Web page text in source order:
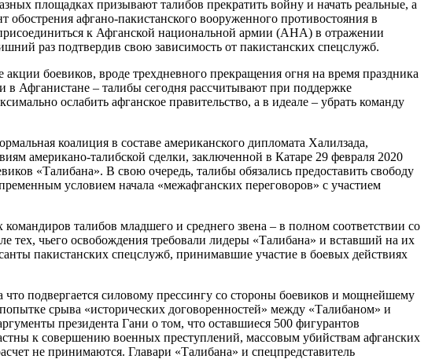
площадках призывают талибов прекратить войну и начать реальные, а
афгано-пакистанского вооруженного противостояния в
к Афганской национальной армии (АНА) в отражении
раз подтвердив свою зависимость от пакистанских спецслужб.
боевиков, вроде трехдневного прекращения огня на время праздника
в Афганистане – талибы сегодня рассчитывают при поддержке
ослабить афганское правительство, а в идеале – убрать команду
коалиция в составе американского дипломата Халилзада,
американо-талибской сделки, заключенной в Катаре 29 февраля 2020
«Талибана». В свою очередь, талибы обязались предоставить свободу
условием начала «межафганских переговоров» с участием
талибов младшего и среднего звена – в полном соответствии со
тех, чьего освобождения требовали лидеры «Талибана» и вставший на их
пакистанских спецслужб, принимавшие участие в боевых действиях
что подвергается силовому прессингу со стороны боевиков и мощнейшему
срыва «исторических договоренностей» между «Талибаном» и
президента Гани о том, что оставшиеся 500 фигурантов
к совершению военных преступлений, массовым убийствам афганских
не принимаются. Главари «Талибана» и спецпредставитель